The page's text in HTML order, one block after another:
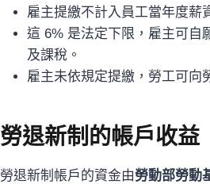
雇主提繳不計入員工當年度薪
這 6% 是法定下限，雇主可自
及課稅。
雇主未依規定提繳，勞工可向
勞退新制的帳戶收益
勞退新制帳戶的資金由勞動部勞動